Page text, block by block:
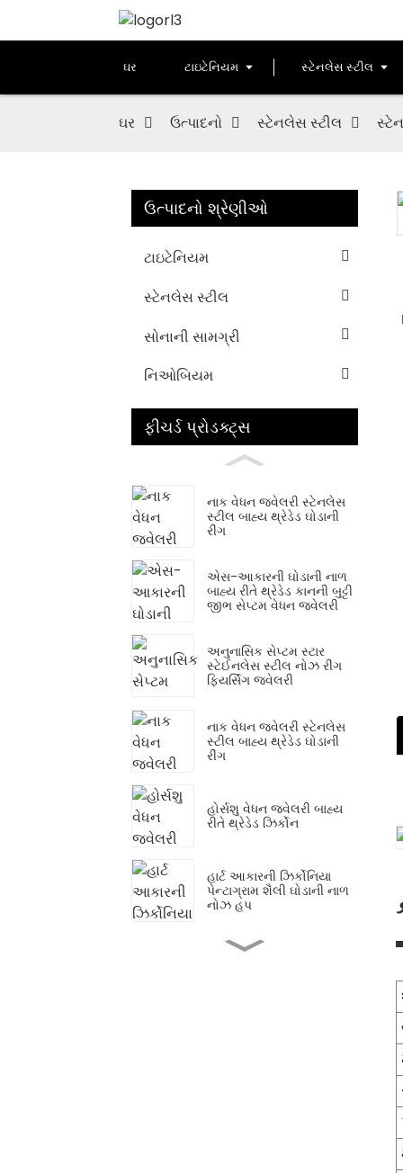
ઘર ટાઇટેનિયમ સ્ટેનલેસ સ્ટીલ
ઘર ઉત્પાદનો સ્ટેનલેસ સ્ટીલ
ઉત્પાદનો શ્રેણીઓ
ટાઇટેનિયમ
સ્ટેનલેસ સ્ટીલ
સોનાની સામગ્રી
નિઓબિયમ
ફીચર્ડ પ્રોડક્ટ્સ
નાક વેધન જ્વેલરી સ્ટેનલેસ
સ્ટીલ બાહ્ય થ્રેડેડ ઘોડાની
રીંગ
એસ-આકારની ઘોડાની નાળ
બાહ્ય રીતે થ્રેડેડ કાનની બુટ્ટી
જીભ સેપ્ટમ વેધન જ્વેલરી
અનુનાસિક સેપ્ટમ સ્ટાર
સ્ટેઈનલેસ સ્ટીલ નોઝ રીંગ
ફિયર્સિંગ જ્વેલરી
નાક વેધન જ્વેલરી સ્ટેનલેસ
સ્ટીલ બાહ્ય થ્રેડેડ ઘોડાની
રીંગ
હોર્સશુ વેધન જ્વેલરી બાહ્ય
રીતે થ્રેડેડ ઝિર્કોન
હાર્ટ આકારની ઝિર્કોનિયા
પેન્ટાગ્રામ શૈલી ઘોડાની નાળ
નોઝ હૂપ